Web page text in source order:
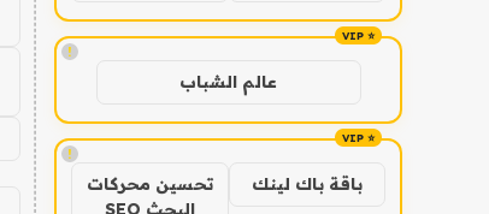
!
عالم الشباب
!
باقة باك لينك
تحسين محركات
البحث SEO